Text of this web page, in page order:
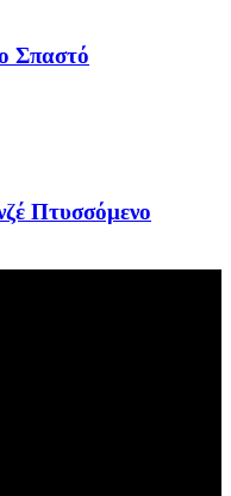
Σπαστό
Πτυσσόμενο